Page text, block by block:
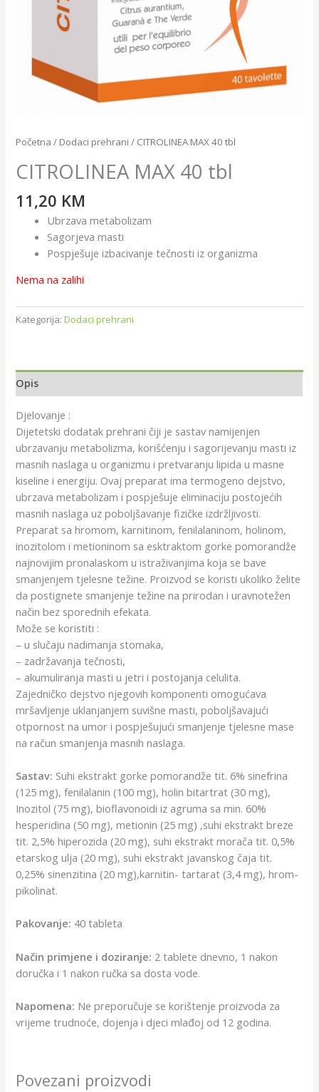
Početna / Dodaci prehrani / CITROLINEA MAX 40 tbl
CITROLINEA MAX 40 tbl
11,20 KM
Ubrzava metabolizam
Sagorjeva masti
Pospješuje izbacivanje tečnosti iz organizma
Nema na zalihi
Kategorija:Dodaci prehrani
Opis
Djelovanje :
Dijetetski dodatak prehrani čiji je sastav namijenjen
ubrzavanju metabolizma, korišćenju i sagorijevanju masti iz
masnih naslaga u organizmu i pretvaranju lipida u masne
kiseline i energiju. Ovaj preparat ima termogeno dejstvo,
ubrzava metabolizam i pospješuje eliminaciju postojećih
masnih naslaga uz poboljšavanje fizičke izdržljivosti.
Preparat sa hromom, karnitinom, fenilalaninom, holinom,
inozitolom i metioninom sa esktraktom gorke pomorandže
najnovijim pronalaskom u istraživanjima koja se bave
smanjenjem tjelesne težine. Proizvod se koristi ukoliko želite
da postignete smanjenje težine na prirodan i uravnotežen
način bez sporednih efekata.
Može se koristiti :
– u slučaju nadimanja stomaka,
– zadržavanja tečnosti,
– akumuliranja masti u jetri i postojanja celulita.
Zajedničko dejstvo njegovih komponenti omogućava
mršavljenje uklanjanjem suvišne masti, poboljšavajući
otpornost na umor i pospješujući smanjenje tjelesne mase
na račun smanjenja masnih naslaga.
Sastav: Suhi ekstrakt gorke pomorandže tit. 6% sinefrina
(125 mg), fenilalanin (100 mg), holin bitartrat (30 mg),
Inozitol (75 mg), bioflavonoidi iz agruma sa min. 60%
hesperidina (50 mg), metionin (25 mg) ,suhi ekstrakt breze
tit. 2,5% hiperozida (20 mg), suhi ekstrakt morača tit. 0,5%
etarskog ulja (20 mg), suhi ekstrakt javanskog čaja tit.
0,25% sinenzitina (20 mg),karnitin- tartarat (3,4 mg), hrom-
pikolinat.
Pakovanje: 40 tableta
Način primjene i doziranje: 2 tablete dnevno, 1 nakon
doručka i 1 nakon ručka sa dosta vode.
Napomena: Ne preporučuje se korištenje proizvoda za
vrijeme trudnoće, dojenja i djeci mlađoj od 12 godina.
Povezani proizvodi